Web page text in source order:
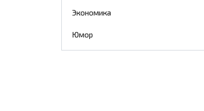
Экономика
Юмор